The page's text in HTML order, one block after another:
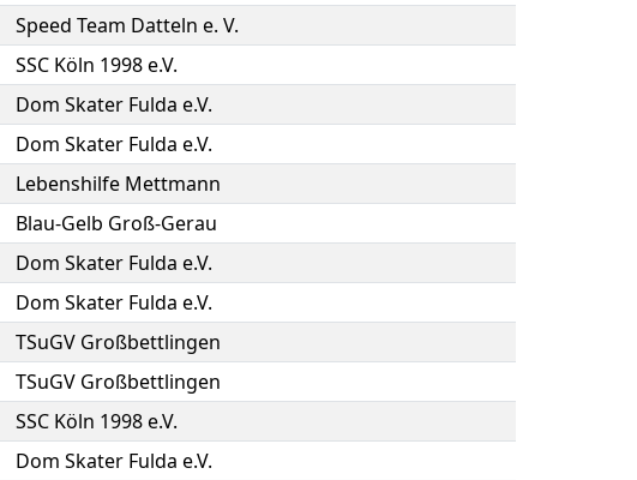
Speed Team Datteln e. V.
SSC Köln 1998 e.V.
Dom Skater Fulda e.V.
Dom Skater Fulda e.V.
Lebenshilfe Mettmann
Blau-Gelb Groß-Gerau
Dom Skater Fulda e.V.
Dom Skater Fulda e.V.
TSuGV Großbettlingen
TSuGV Großbettlingen
SSC Köln 1998 e.V.
Dom Skater Fulda e.V.